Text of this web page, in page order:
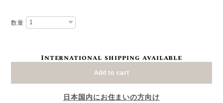
数量
International shipping available
Add to cart
日本国内にお住まいの方向け